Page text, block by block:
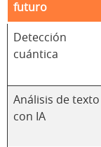
futuro
Detección
cuántica
Análisis de texto
con IA